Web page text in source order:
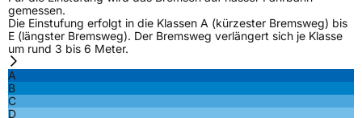
gemessen.
Die Einstufung erfolgt in die Klassen A (kürzester Bremsweg) bis
E (längster Bremsweg). Der Bremsweg verlängert sich je Klasse
um rund 3 bis 6 Meter.
A
B
C
D